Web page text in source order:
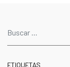
ETIQUETAS